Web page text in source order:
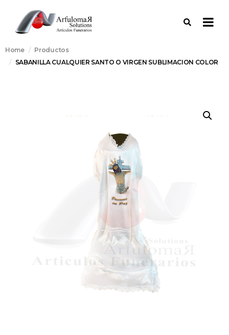
Home
Productos
SABANILLA CUALQUIER SANTO O VIRGEN SUBLIMACION COLOR